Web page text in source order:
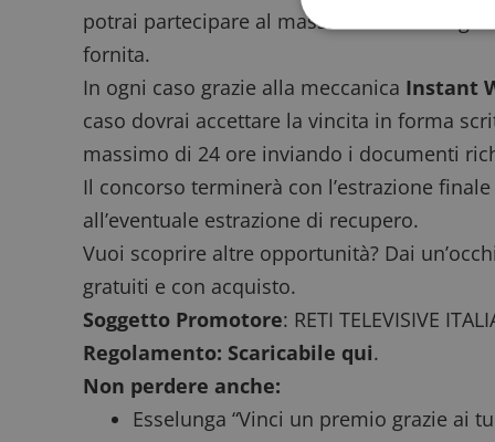
potrai partecipare al massimo 3 volte al
fornita.
In ogni caso grazie alla meccanica Instant
caso dovrai accettare la vincita in forma
massimo di 24 ore inviando i documenti
Il concorso terminerà con l’estrazione finale
all’eventuale estrazione di recupero.
Vuoi scoprire altre opportunità? Dai
gratuiti e con acquisto.
Soggetto Promotore: RETI TELEVISIVE
Regolamento: Scaricabile qui.
Non perdere anche:
Esselunga “Vinci un premio grazie ai
I cookie
dell'account. Il sito
Nome
_GRECAPTCHA